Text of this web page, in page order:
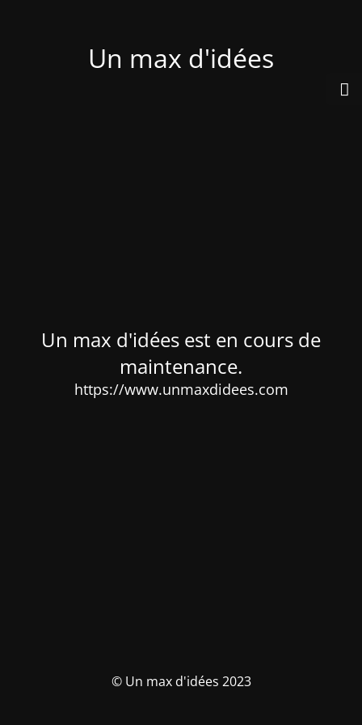
Un max d'idées
Un max d'idées est en cours de
maintenance.
https://www.unmaxdidees.com
© Un max d'idées 2023